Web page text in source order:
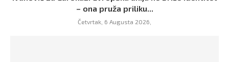
– ona pruža priliku...
Četvrtak, 6 Augusta 2026,